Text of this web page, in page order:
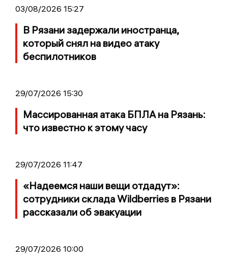
03/08/2026 15:27
В Рязани задержали иностранца,
который снял на видео атаку
беспилотников
29/07/2026 15:30
Массированная атака БПЛА на Рязань:
что известно к этому часу
29/07/2026 11:47
«Надеемся наши вещи отдадут»:
сотрудники склада Wildberries в Рязани
рассказали об эвакуации
29/07/2026 10:00